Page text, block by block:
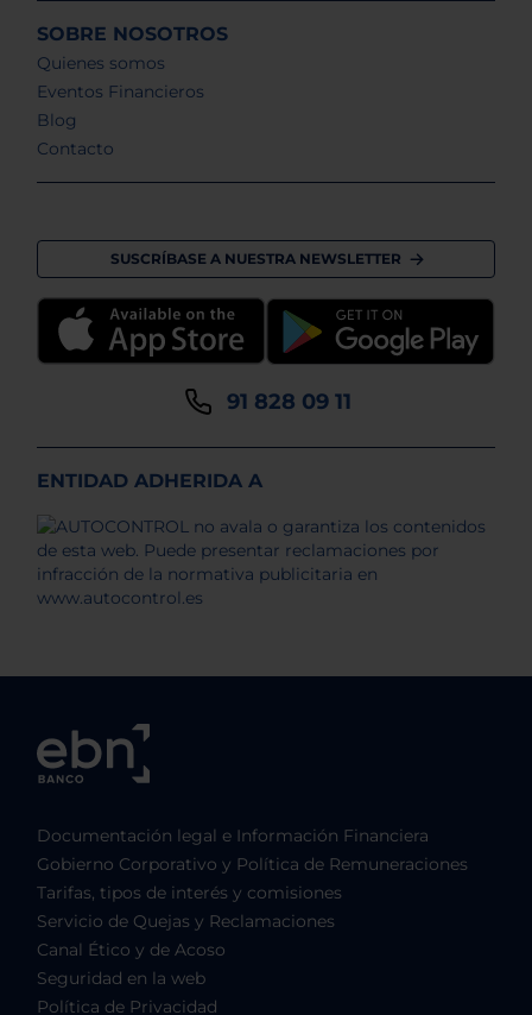
SOBRE NOSOTROS
Quienes somos
Eventos Financieros
Blog
Contacto
SUSCRÍBASE A NUESTRA NEWSLETTER
91 828 09 11
ENTIDAD ADHERIDA A
Documentación legal e Información Financiera
Gobierno Corporativo y Política de Remuneraciones
Tarifas, tipos de interés y comisiones
Servicio de Quejas y Reclamaciones
Canal Ético y de Acoso
Seguridad en la web
Política de Privacidad